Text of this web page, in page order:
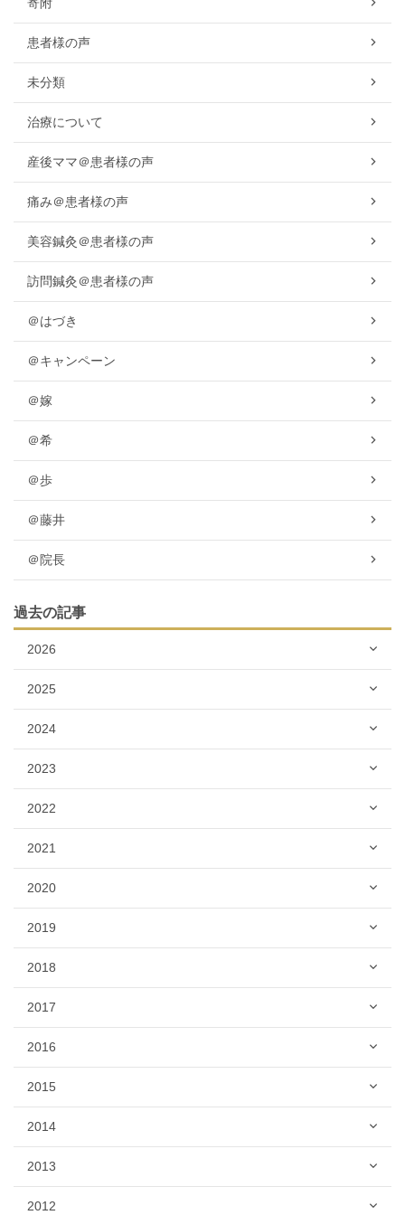
患者様の声
未分類
治療について
産後ママ＠患者様の声
痛み＠患者様の声
美容鍼灸＠患者様の声
訪問鍼灸＠患者様の声
＠はづき
＠キャンペーン
＠嫁
＠希
＠歩
＠藤井
＠院長
過去の記事
2026
2025
2024
2023
2022
2021
2020
2019
2018
2017
2016
2015
2014
2013
2012